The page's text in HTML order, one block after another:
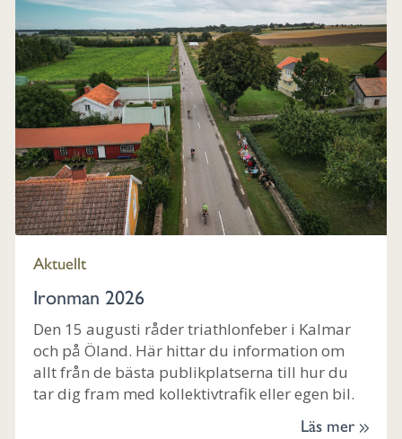
Aktuellt
Ironman 2026
Den 15 augusti råder triathlonfeber i Kalmar
och på Öland. Här hittar du information om
allt från de bästa publikplatserna till hur du
tar dig fram med kollektivtrafik eller egen bil.
Läs mer